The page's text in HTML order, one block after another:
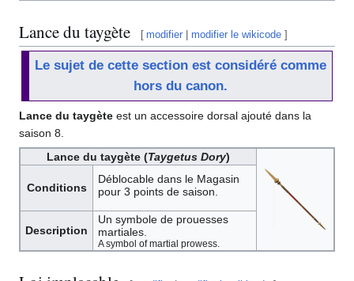
Lance du taygète [ modifier |modifier le wikicode ]
Le sujet de cette section est considéré comme
hors du canon.
Lance du taygète est un accessoire dorsal ajouté dans la
saison 8.
Lance du taygète (Taygetus Dory)
Conditions
Déblocable dans le Magasin
pour 3 points de saison.
Description
Un symbole de prouesses
martiales.
A symbol of martial prowess.